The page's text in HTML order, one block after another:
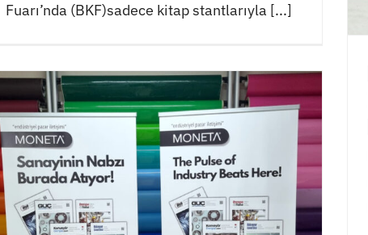
Fuarı’nda (BKF)sadece kitap stantlarıyla [...]